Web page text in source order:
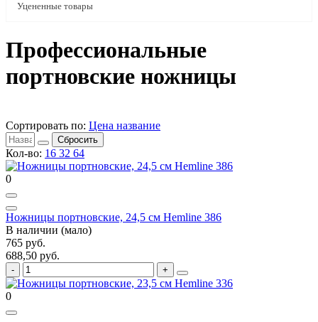
Уцененные товары
Профессиональные
портновские ножницы
Сортировать по: Цена название
Сбросить
Кол-во: 16 32 64
0
Ножницы портновские, 24,5 см Hemline 386
В наличии (мало)
765 руб.
688,50 руб.
0